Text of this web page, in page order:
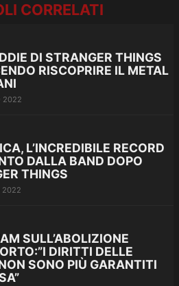
CORRELATI
DI STRANGER THINGS
RISCOPRIRE IL METAL
2022
L’INCREDIBILE RECORD
DALLA BAND DOPO
THINGS
2022
SULL’ABOLIZIONE
DIRITTI DELLE
SONO PIÙ GARANTITI